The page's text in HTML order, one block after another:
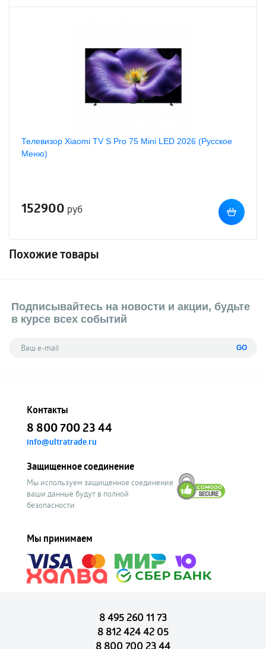
Телевизор Xiaomi TV S Pro 75 Mini LED 2026 (Русское
Меню)
152900 руб
Похожие товары
Подписывайтесь на новости и акции, будьте
в курсе всех событий
GO
Контакты
8 800 700 23 44
info@ultratrade.ru
Защищенное соединение
Мы используем защищенное соединение
ваши данные будут в полной
безопасности
Мы принимаем
8 495 260 11 73
8 812 424 42 05
8 800 700 23 44